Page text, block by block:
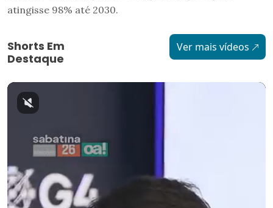
atingisse 98% até 2030.
Shorts Em
Destaque
Ver mais vídeos